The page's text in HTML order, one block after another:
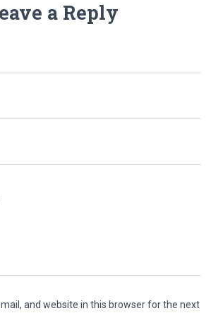
a Reply
and website in this browser for the next